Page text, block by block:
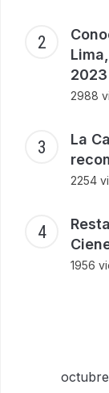
2023
2988
La
2254
1956